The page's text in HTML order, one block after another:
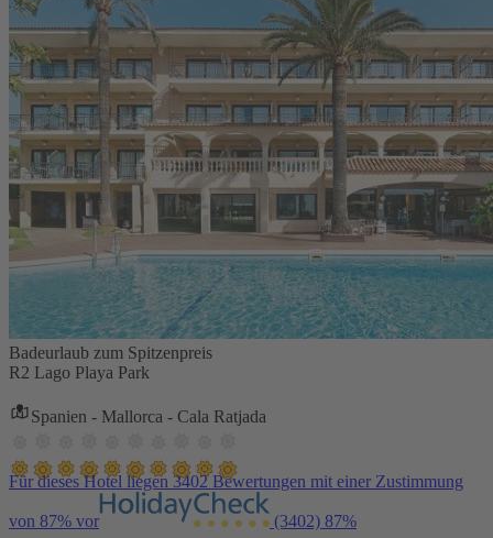
Badeurlaub zum Spitzenpreis
R2 Lago Playa Park
Spanien - Mallorca - Cala Ratjada
Für dieses Hotel liegen 3402 Bewertungen mit einer Zustimmung
von 87% vor (3402) 87%